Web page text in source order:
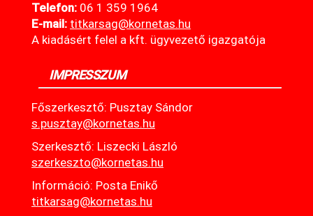
Telefon: 06 1 359 1964
E-mail: titkarsag@kornetas.hu
A kiadásért felel a kft. ügyvezető igazgatója
IMPRESSZUM
Főszerkesztő: Pusztay Sándor
s.pusztay@kornetas.hu
Szerkesztő: Liszecki László
szerkeszto@kornetas.hu
Információ: Posta Enikő
titkarsag@kornetas.hu